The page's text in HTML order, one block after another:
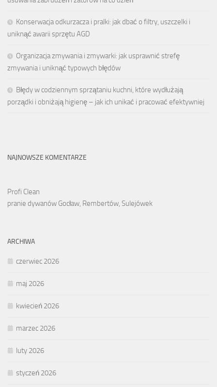
Konserwacja odkurzacza i pralki: jak dbać o filtry, uszczelki i
uniknąć awarii sprzętu AGD
Organizacja zmywania i zmywarki: jak usprawnić strefę
zmywania i uniknąć typowych błędów
Błędy w codziennym sprzątaniu kuchni, które wydłużają
porządki i obniżają higienę – jak ich unikać i pracować efektywniej
NAJNOWSZE KOMENTARZE
Profi Clean
pranie dywanów Gocław, Rembertów, Sulejówek
ARCHIWA
czerwiec 2026
maj 2026
kwiecień 2026
marzec 2026
luty 2026
styczeń 2026